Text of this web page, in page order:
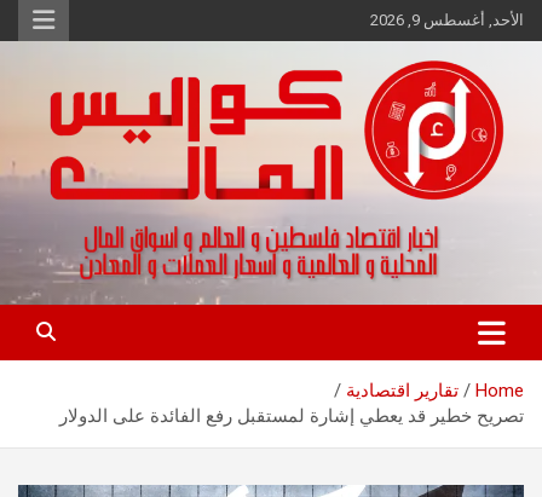
Skip
to
الأحد, أغسطس 9, 2026
كواليس المال
اخبار اقتصاد فلسطين و العالم و تقارير اسواق المال و العملات
Home
تقارير اقتصادية
تصريح خطير قد يعطي إشارة لمستقبل رفع الفائدة على الدولار